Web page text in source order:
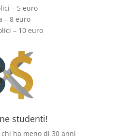
– 5 euro
– 8 euro
– 10 euro
studenti!
ha meno di 30 anni